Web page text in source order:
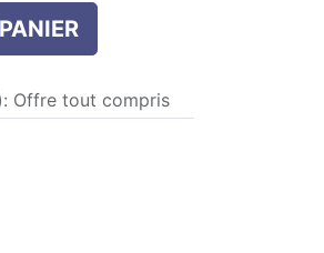
: Offre tout compris